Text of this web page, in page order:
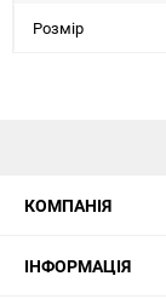
Розмір
КОМПАНІЯ
ІНФОРМАЦІЯ